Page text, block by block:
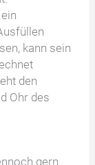
kann sein
den
Ohr des
gern